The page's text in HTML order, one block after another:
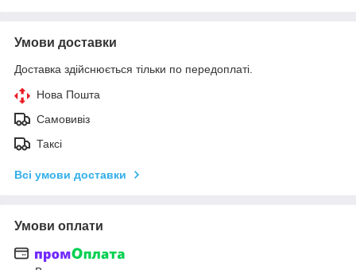
Умови доставки
Доставка здійснюється тільки по передоплаті.
Нова Пошта
Самовивіз
Таксі
Всі умови доставки
Умови оплати